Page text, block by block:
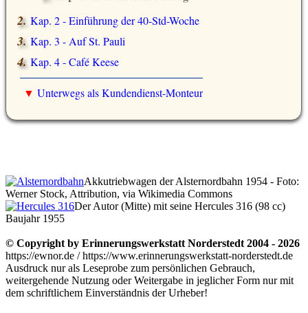
Kap. 2 - Einführung der 40-Std-Woche
Kap. 3 - Auf St. Pauli
Kap. 4 - Café Keese
▼ Unterwegs als Kundendienst-Monteur
Akkutriebwagen der Alsternordbahn 1954 - Foto:
Werner Stock, Attribution, via Wikimedia Commons
Der Autor (Mitte) mit seine Hercules 316 (98 cc)
Baujahr 1955
© Copyright by Erinnerungswerkstatt Norderstedt 2004 - 2026
https://ewnor.de / https://www.erinnerungswerkstatt-norderstedt.de
Ausdruck nur als Leseprobe zum persönlichen Gebrauch,
weitergehende Nutzung oder Weitergabe in jeglicher Form nur mit
dem schriftlichem Einverständnis der Urheber!